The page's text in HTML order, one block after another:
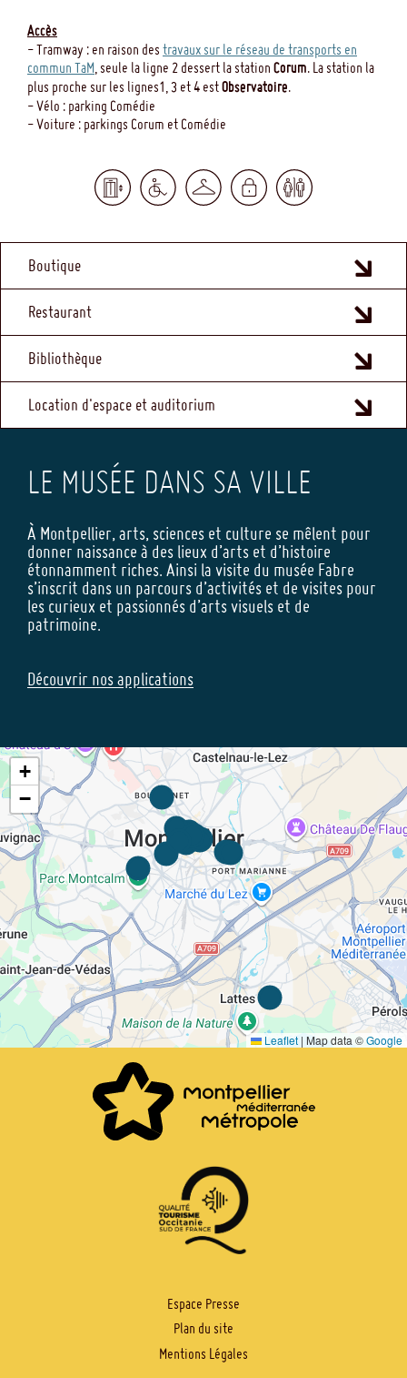
Accès
- Tramway : en raison des travaux sur le réseau de transports en
commun TaM, seule la ligne 2 dessert la station Corum. La station la
plus proche sur les lignes1, 3 et 4 estObservatoire.
- Vélo : parking Comédie
- Voiture : parkings Corum et Comédie
MENU
FOOTER
Boutique
Restaurant
Bibliothèque
Location d'espace et auditorium
LE MUSÉE DANS SA VILLE
À Montpellier, arts, sciences et culture se mêlent pour
donner naissance à des lieux d’arts et d’histoire
étonnamment riches. Ainsi la visite du musée Fabre
s’inscrit dans un parcours d’activités et de visites pour
les curieux et passionnés d’arts visuels et de
patrimoine.
Découvrir nos applications
+
−
Leaflet | Map data ©Google
Espace Presse
Plan du site
Mentions Légales